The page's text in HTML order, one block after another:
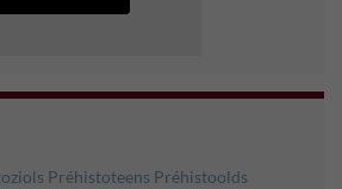
Préhistoteens Préhistoolds